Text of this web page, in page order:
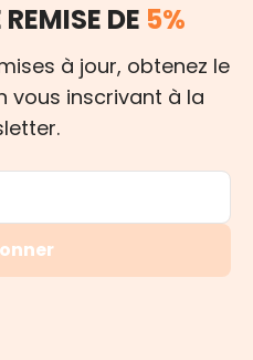
DE 5%
à jour, obtenez le
vous inscrivant à la